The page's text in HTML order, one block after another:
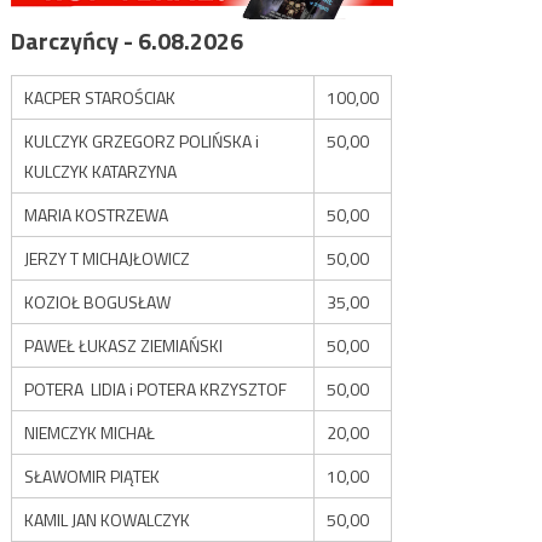
Darczyńcy - 6.08.2026
KACPER STAROŚCIAK
100,00
KULCZYK GRZEGORZ POLIŃSKA i
KULCZYK KATARZYNA
50,00
MARIA KOSTRZEWA
50,00
JERZY T MICHAJŁOWICZ
50,00
KOZIOŁ BOGUSŁAW
35,00
PAWEŁ ŁUKASZ ZIEMIAŃSKI
50,00
POTERA LIDIA i POTERA KRZYSZTOF
50,00
NIEMCZYK MICHAŁ
20,00
SŁAWOMIR PIĄTEK
10,00
KAMIL JAN KOWALCZYK
50,00